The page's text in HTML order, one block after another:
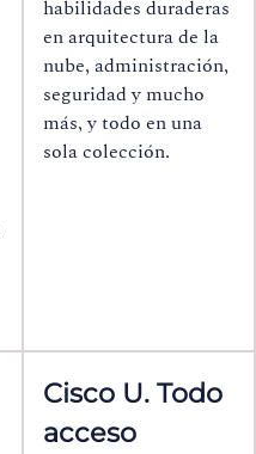
habilidades duraderas
en arquitectura de la
nube, administración,
seguridad y mucho
más, y todo en una
sola colección.
Cisco U. Todo
acceso